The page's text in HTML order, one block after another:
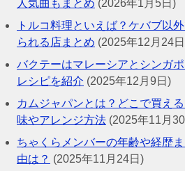
人気曲もまとめ (2026年1月5日)
トルコ料理といえば？ケバブ以
られる店まとめ (2025年12月24
バクテーはマレーシアとシンガ
レシピを紹介 (2025年12月9日)
カムジャパンとは？どこで買え
味やアレンジ方法 (2025年11月
ちゃくらメンバーの年齢や経歴
由は？ (2025年11月24日)